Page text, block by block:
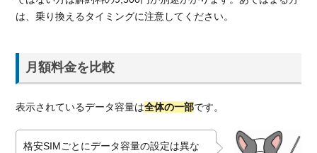
は、乗り換えるタイミングに注意してください。
月額料金を比較
表示されているデータ容量は全体の一部です。
格安SIMごとにデータ容量の設定は異な